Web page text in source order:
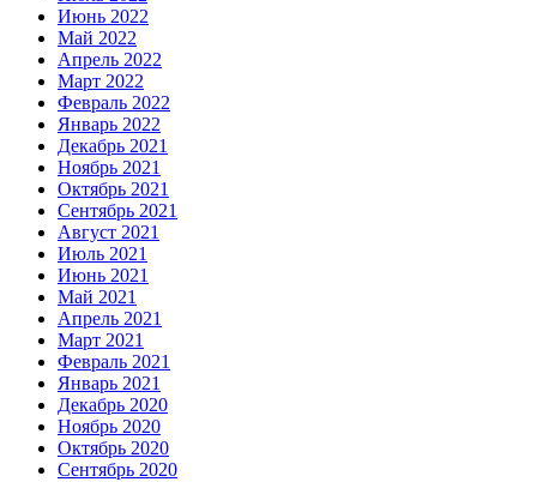
Июнь 2022
Май 2022
Апрель 2022
Март 2022
Февраль 2022
Январь 2022
Декабрь 2021
Ноябрь 2021
Октябрь 2021
Сентябрь 2021
Август 2021
Июль 2021
Июнь 2021
Май 2021
Апрель 2021
Март 2021
Февраль 2021
Январь 2021
Декабрь 2020
Ноябрь 2020
Октябрь 2020
Сентябрь 2020